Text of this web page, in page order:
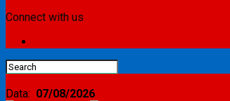
Connect with us
Data: 07/08/2026